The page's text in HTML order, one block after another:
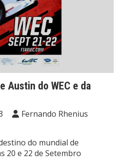
Austin do WEC e da
Fernando Rhenius
do mundial de
20 e 22 de Setembro